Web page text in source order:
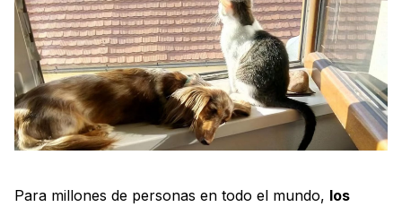
Para millones de personas en todo el mundo, los